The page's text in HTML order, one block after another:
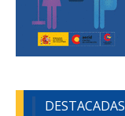
DESTACADAS